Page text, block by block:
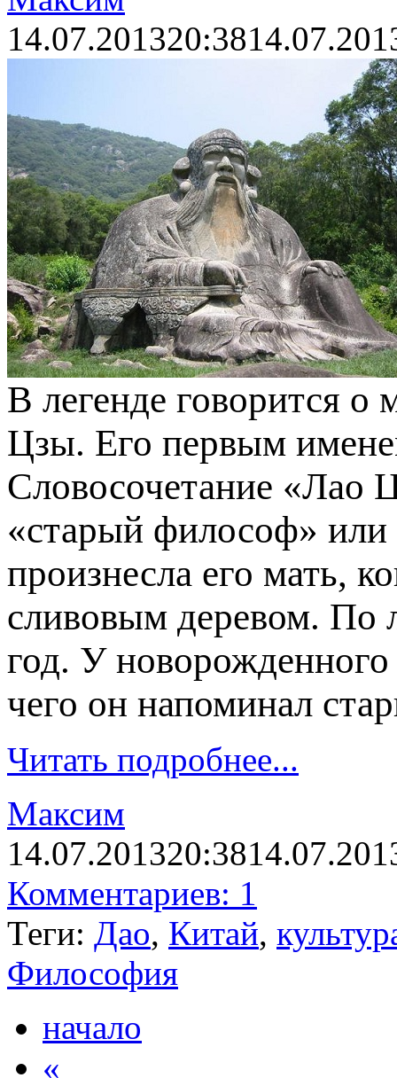
14.07.201320:38
В легенде говорится
Цзы. Его первым
Словосочетание «Лао
«старый философ» или
произнесла его мать,
сливовым деревом. По
год. У
чего он напоминал
Читать подробнее...
Максим
14.07.201320:38
Комментариев: 1
Теги: Дао, Китай,
Философия
начало
«